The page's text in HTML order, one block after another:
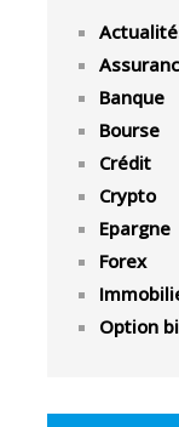
Banque
Bourse
Crédit
Crypto
Epargne
Forex
Option